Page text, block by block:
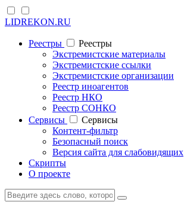
LIDREKON.RU
Реестры
Реестры
Экстремистские материалы
Экстремистские ссылки
Экстремистские организации
Реестр иноагентов
Реестр НКО
Реестр СОНКО
Cервисы
Cервисы
Контент-фильтр
Безопасный поиск
Версия сайта для слабовидящих
Скрипты
О проекте